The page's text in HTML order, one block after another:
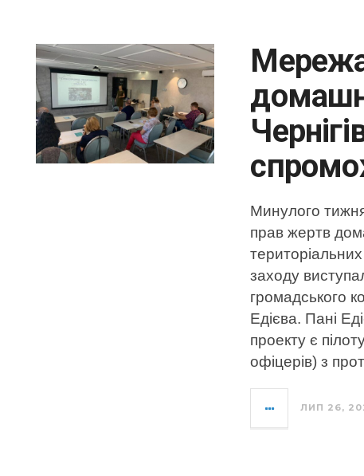
Мережа
Минулого тижня
прав жертв
заходу
громадського
Едієва. Пані
проекту є
офіцерів) з
ЛИП 26,